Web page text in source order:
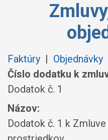
Faktúry | Objednávky
Číslo dodatku k
Dodatok č. 1
Názov:
Dodatok č. 1 k